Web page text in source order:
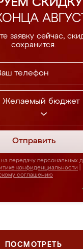
СКИДКУ
заявку сейчас,
сохранится.
Желаемый бюджет
Отправить
передачу персональных
конфиденциальности
соглашению
ПОСМОТРЕТЬ